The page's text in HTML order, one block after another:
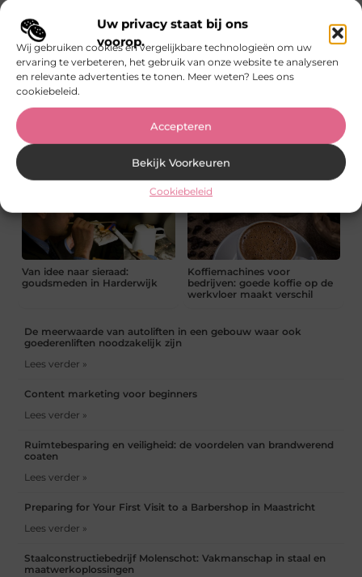
Uw privacy staat bij ons
voorop.
Wij gebruiken cookies en vergelijkbare technologieën om uw
ervaring te verbeteren, het gebruik van onze website te analyseren
en relevante advertenties te tonen. Meer weten? Lees ons
cookiebeleid.
Accepteren
Bekijk Voorkeuren
Cookiebeleid
Betrouwbaar auto-onderhoud
zonder gedoe
Fysio Heerenveen: hulp bij
pijn, herstel en beter bewegen
Een stevige basis voor elk
buitenproject
opruimen
Van idee naar sieraad:
goudsmeden in Harderwijk
Koffiemachines voor
bedrijven: goede koffie op de
werkvloer maakt verschil
De meerwaarde van autoliften in een gebouw waar ook
goederenliften noodzakelijk zijn
Lees verder »
Content marketing voor beginners
Lees verder »
Ruimtebesparing en veiligheid: de voordelen van brandwerend
coaten
Lees verder »
Preparing for Your First Visit to a Barbershop in Maastricht
Lees verder »
Staalconstructiebedrijf Molenschot: Vakmanschap in staal en
maatwerkoplossingen